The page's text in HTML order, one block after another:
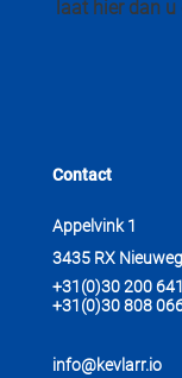
laat hier dan u
Contact
Appelvink 1
3435 RX
+31(0)30 200
+31(0)30 808
info@kevlarr.io